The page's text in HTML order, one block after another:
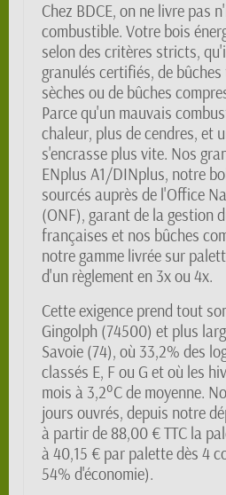
Chez BDCE, on ne livre pas
combustible. Votre bois
selon des critères stricts,
granulés certifiés, de
sèches ou de bûches
Parce qu'un mauvais
chaleur, plus de cendres, et
s'encrasse plus vite. Nos
ENplus A1/DINplus, notre
sourcés auprès de l'Office
(ONF), garant de la gestion
françaises et nos bûches
notre gamme livrée sur
d'un règlement en 3x ou 4x.
Cette exigence prend tout
Gingolph (74500) et plus
Savoie (74), où 33,2% des
classés E, F ou G et où les
mois à 3,2°C de moyenne.
jours ouvrés, depuis notre
à partir de 88,00 € TTC la
à 40,15 € par palette dès 4
54% d'économie).